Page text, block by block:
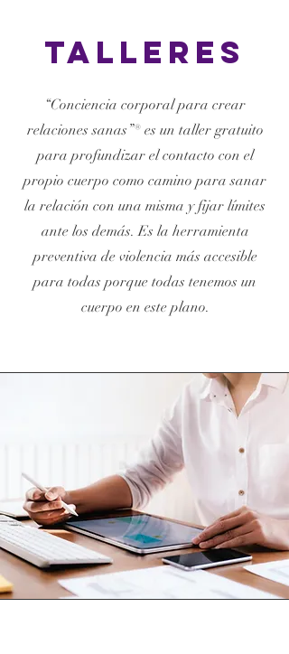
Talleres
“Conciencia corporal para crear
relaciones sanas”® es un taller gratuito
para profundizar el contacto con el
propio cuerpo como camino para sanar
la relación con una misma y fijar límites
ante los demás. Es la herramienta
preventiva de violencia más accesible
para todas porque todas tenemos un
cuerpo en este plano.